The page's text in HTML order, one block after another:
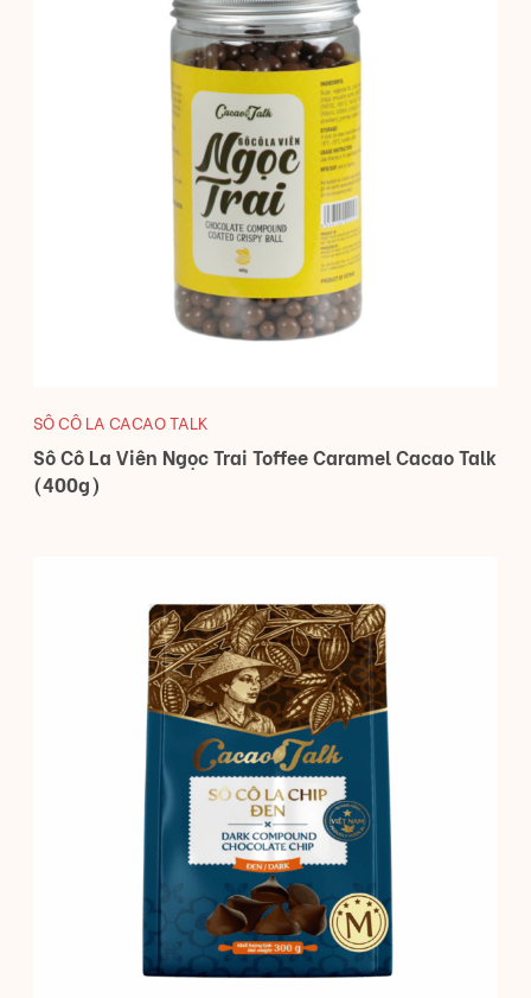
SÔ CÔ LA CACAO TALK
Sô Cô La Viên Ngọc Trai Toffee Caramel Cacao Talk
(400g)